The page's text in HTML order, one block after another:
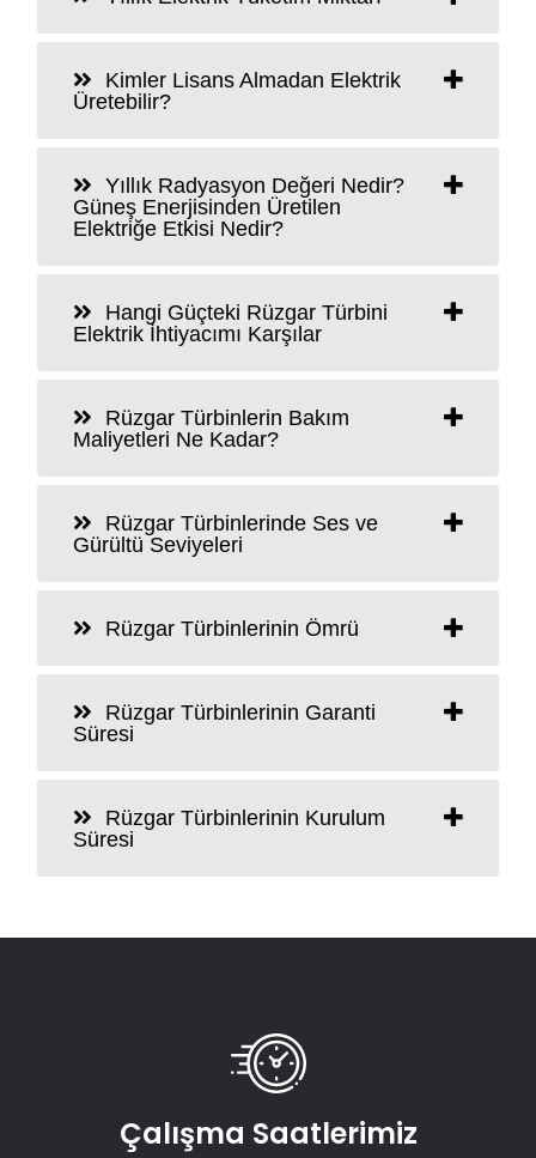
Kimler Lisans Almadan Elektrik
Üretebilir?
Yıllık Radyasyon Değeri Nedir?
Güneş Enerjisinden Üretilen
Elektriğe Etkisi Nedir?
Hangi Güçteki Rüzgar Türbini
Elektrik İhtiyacımı Karşılar
Rüzgar Türbinlerin Bakım
Maliyetleri Ne Kadar?
Rüzgar Türbinlerinde Ses ve
Gürültü Seviyeleri
Rüzgar Türbinlerinin Ömrü
Rüzgar Türbinlerinin Garanti
Süresi
Rüzgar Türbinlerinin Kurulum
Süresi
Çalışma Saatlerimiz